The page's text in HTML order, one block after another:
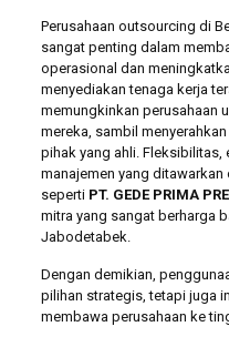
Perusahaan outsourcing di
sangat penting dalam
operasional dan
menyediakan tenaga kerja
memungkinkan perusahaan
mereka, sambil
pihak yang ahli. Fleksibilitas,
manajemen yang
seperti PT. GEDE PRIMA
mitra yang sangat berharga
Jabodetabek.
Dengan demikian,
pilihan strategis, tetapi juga
membawa perusahaan ke